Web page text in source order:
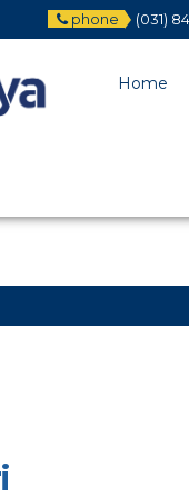
>add_data() was
functions.php
phone (031)
Home